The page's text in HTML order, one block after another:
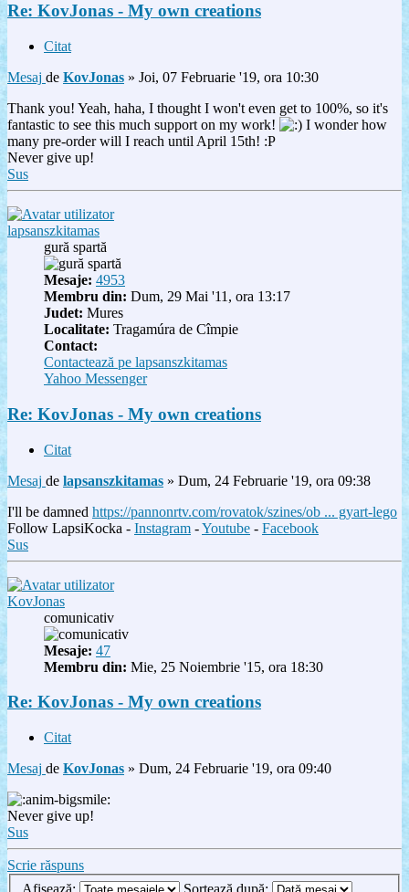
Re: KovJonas - My own creations
Citat
Mesaj de KovJonas » Joi, 07 Februarie '19, ora 10:30
Thank you! Yeah, haha, I thought I won't even get to 100%, so it's
fantastic to see this much support on my work!
I wonder how
many pre-order will I reach until April 15th! :P
Never give up!
Sus
lapsanszkitamas
gură spartă
Mesaje: 4953
Membru din: Dum, 29 Mai '11, ora 13:17
Judet: Mures
Localitate: Tragamúra de Cîmpie
Contact:
Contactează pe lapsanszkitamas
Yahoo Messenger
Re: KovJonas - My own creations
Citat
Mesaj de lapsanszkitamas » Dum, 24 Februarie '19, ora 09:38
I'll be damned https://pannonrtv.com/rovatok/szines/ob ... gyart-lego
Follow LapsiKocka - Instagram -Youtube - Facebook
Sus
KovJonas
comunicativ
Mesaje: 47
Membru din: Mie, 25 Noiembrie '15, ora 18:30
Re: KovJonas - My own creations
Citat
Mesaj de KovJonas » Dum, 24 Februarie '19, ora 09:40
Never give up!
Sus
Scrie răspuns
Afişează:
Sortează după: